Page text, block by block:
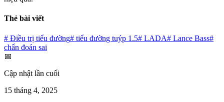
Thẻ bài viết
# Điều trị tiểu đường# tiểu đường tuýp 1.5# LADA# Lance Bass#
chẩn đoán sai
📅
Cập nhật lần cuối
15 tháng 4, 2025